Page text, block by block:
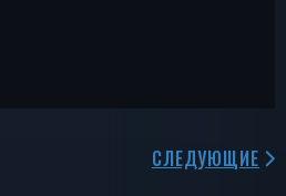
СЛЕДУЮЩИЕ